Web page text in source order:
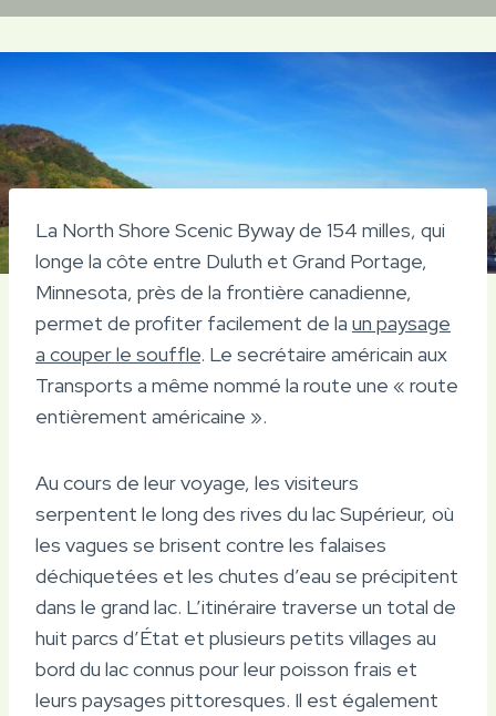
La North Shore Scenic Byway de 154 milles, qui
longe la côte entre Duluth et Grand Portage,
Minnesota, près de la frontière canadienne,
permet de profiter facilement de la un paysage
a couper le souffle. Le secrétaire américain aux
Transports a même nommé la route une « route
entièrement américaine ».
Au cours de leur voyage, les visiteurs
serpentent le long des rives du lac Supérieur, où
les vagues se brisent contre les falaises
déchiquetées et les chutes d’eau se précipitent
dans le grand lac. L’itinéraire traverse un total de
huit parcs d’État et plusieurs petits villages au
bord du lac connus pour leur poisson frais et
leurs paysages pittoresques. Il est également